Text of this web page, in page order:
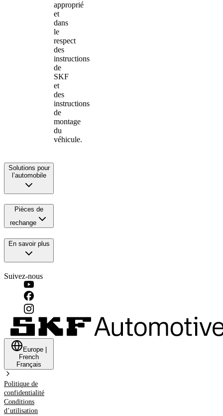
approprié
et
dans
le
respect
des
instructions
de
SKF
et
des
instructions
de
montage
du
véhicule.
Solutions pour
l’automobile
Pièces de
rechange
En savoir plus
Suivez-nous
Europe
French
Français
Politique de
confidentialité
Conditions
d’utilisation